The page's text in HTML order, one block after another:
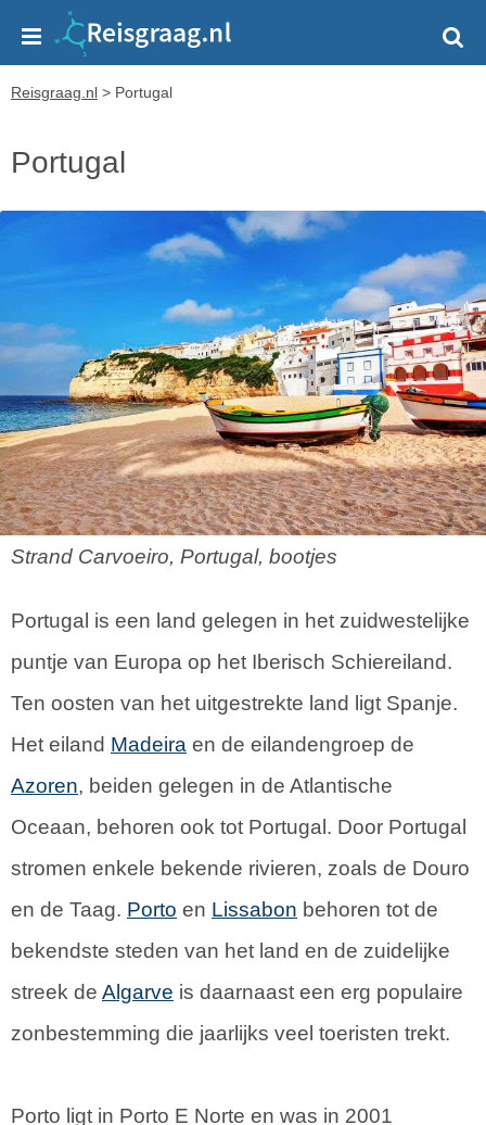
Reisgraag.nl > Portugal
Portugal
Strand Carvoeiro, Portugal, bootjes
Portugal is een land gelegen in het zuidwestelijke
puntje van Europa op het Iberisch Schiereiland.
Ten oosten van het uitgestrekte land ligt Spanje.
Het eiland Madeira en de eilandengroep de
Azoren, beiden gelegen in de Atlantische
Oceaan, behoren ook tot Portugal. Door Portugal
stromen enkele bekende rivieren, zoals de Douro
en de Taag. Porto en Lissabon behoren tot de
bekendste steden van het land en de zuidelijke
streek de Algarve is daarnaast een erg populaire
zonbestemming die jaarlijks veel toeristen trekt.
Porto ligt in Porto E Norte en was in 2001